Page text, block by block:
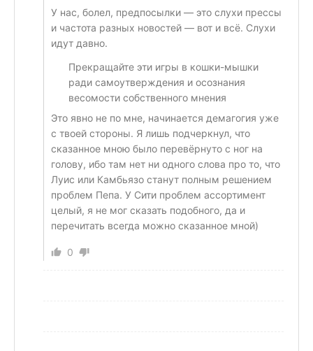
У нас, болел, предпосылки — это слухи прессы
и частота разных новостей — вот и всё. Слухи
идут давно.
Прекращайте эти игры в кошки-мышки
ради самоутверждения и осознания
весомости собственного мнения
Это явно не по мне, начинается демагогия уже
с твоей стороны. Я лишь подчеркнул, что
сказанное мною было перевёрнуто с ног на
голову, ибо там нет ни одного слова про то, что
Луис или Камбьязо станут полным решением
проблем Пепа. У Сити проблем ассортимент
целый, я не мог сказать подобного, да и
перечитать всегда можно сказанное мной)
0